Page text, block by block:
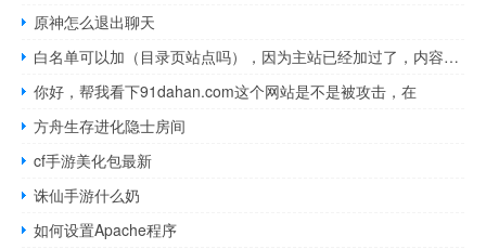
原神怎么退出聊天
白名单可以加（目录页站点吗），因为主站已经加过了，内容不一样
你好，帮我看下91dahan.com这个网站是不是被攻击，在
方舟生存进化隐士房间
cf手游美化包最新
诛仙手游什么奶
如何设置Apache程序